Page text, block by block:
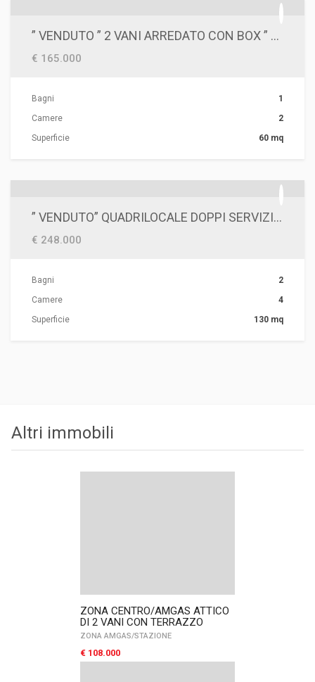
” VENDUTO ” 2 VANI ARREDATO CON BOX ” COMPLESSO BOSCAINO”
€ 165.000
Bagni
1
Camere
2
Superficie
60 mq
” VENDUTO” QUADRILOCALE DOPPI SERVIZIE E 2 BOX-ZONA TRIBUNALE/IPERCOOP
€ 248.000
Bagni
2
Camere
4
Superficie
130 mq
Altri immobili
ZONA CENTRO/AMGAS ATTICO
DI 2 VANI CON TERRAZZO
ZONA AMGAS/STAZIONE
€ 108.000